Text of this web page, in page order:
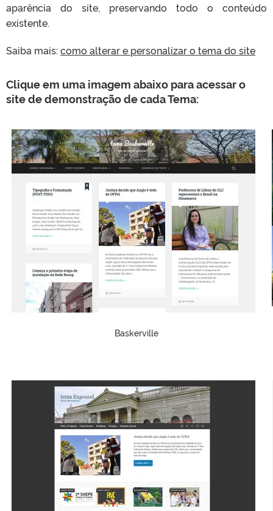
aparência do site, preservando todo o conteúdo
existente.
Saiba mais:como alterar e personalizar o tema do site
Clique em uma imagem abaixo para acessar o
site de demonstração de cada Tema:
Baskerville